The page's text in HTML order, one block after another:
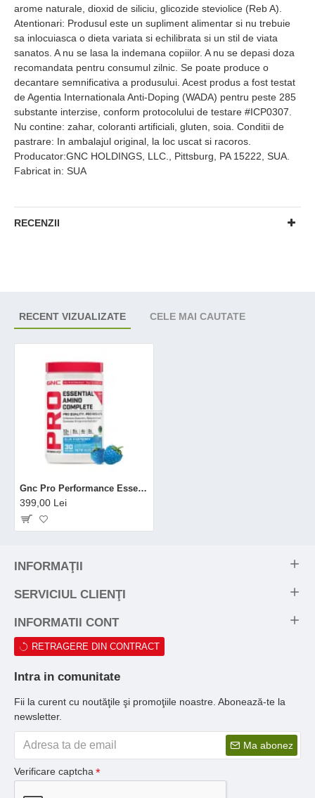
arome naturale, dioxid de siliciu, glicozide steviolice (Reb A).
Atentionari: Produsul este un supliment alimentar si nu trebuie
sa inlocuiasca o dieta variata si echilibrata si un stil de viata
sanatos. A nu se lasa la indemana copiilor. A nu se depasi doza
recomandata pentru consumul zilnic. Se poate produce o
decantare semnificativa a produsului. Acest produs a fost testat
de Agentia Internationala Anti-Doping (WADA) pentru peste 285
substante interzise, conform protocolului de testare #ICP0307.
Nu contine: zahar, coloranti artificiali, gluten, soia. Conditii de
pastrare: In ambalajul original, la loc uscat si racoros.
Producator:GNC HOLDINGS, LLC., Pittsburg, PA 15222, SUA.
Fabricat in: SUA
RECENZII
RECENT VIZUALIZATE CELE MAI CAUTATE
Gnc Pro Performance Essential Amino Complete, Aminoacizi Cu Aroma De Zmeura Albastra, 462 G
399,00 Lei
INFORMAŢII
SERVICIUL CLIENŢI
INFORMATII CONT
RETRAGERE DIN CONTRACT
Intra in comunitate
Fii la curent cu noutăţile şi promoţiile noastre. Abonează-te la
newsletter.
Ma abonez
Verificare captcha